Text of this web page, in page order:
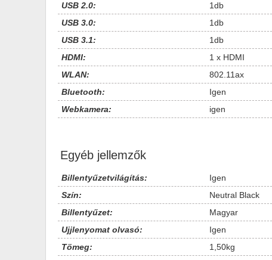
USB 2.0:
1db
USB 3.0:
1db
USB 3.1:
1db
HDMI:
1 x HDMI
WLAN:
802.11ax
Bluetooth:
Igen
Webkamera:
igen
Egyéb jellemzők
Billentyűzetvilágítás:
Igen
Szín:
Neutral Black
Billentyűzet:
Magyar
Ujjlenyomat olvasó:
Igen
Tömeg:
1,50kg